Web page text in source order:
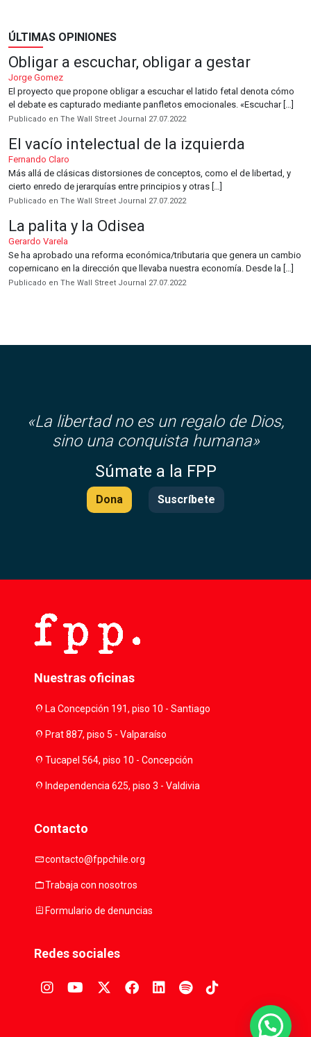
ÚLTIMAS OPINIONES
Obligar a escuchar, obligar a gestar
Jorge Gomez
El proyecto que propone obligar a escuchar el latido fetal denota cómo
el debate es capturado mediante panfletos emocionales. «Escuchar […]
Publicado en The Wall Street Journal 27.07.2022
El vacío intelectual de la izquierda
Fernando Claro
Más allá de clásicas distorsiones de conceptos, como el de libertad, y
cierto enredo de jerarquías entre principios y otras […]
Publicado en The Wall Street Journal 27.07.2022
La palita y la Odisea
Gerardo Varela
Se ha aprobado una reforma económica/tributaria que genera un cambio
copernicano en la dirección que llevaba nuestra economía. Desde la […]
Publicado en The Wall Street Journal 27.07.2022
«La libertad no es un regalo de Dios,
sino una conquista humana»
Súmate a la FPP
Dona Suscríbete
Nuestras oficinas
location_onLa Concepción 191, piso 10 - Santiago
location_onPrat 887, piso 5 - Valparaíso
location_onTucapel 564, piso 10 - Concepción
location_onIndependencia 625, piso 3 - Valdivia
Contacto
mailcontacto@fppchile.org
workTrabaja con nosotros
assignmentFormulario de denuncias
Redes sociales